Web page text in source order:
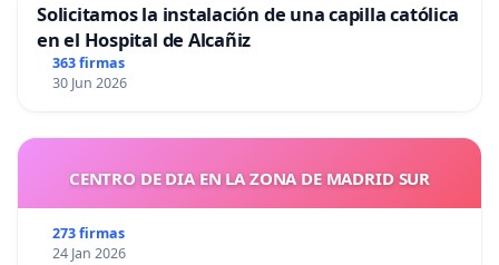
Solicitamos la instalación de una capilla católica
en el Hospital de Alcañiz
363 firmas
30 Jun 2026
CENTRO DE DIA EN LA ZONA DE MADRID SUR
273 firmas
24 Jan 2026